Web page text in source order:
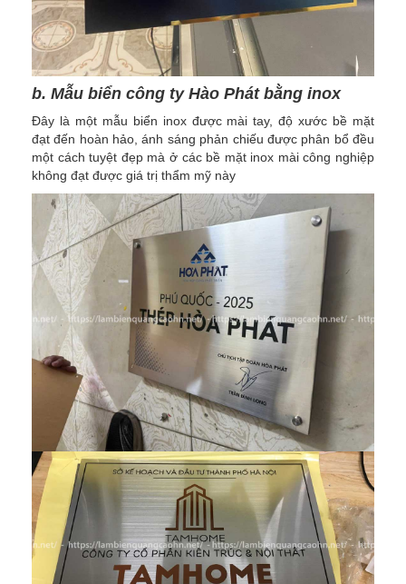
b. Mẫu biển công ty Hào Phát bằng inox
Đây là một mẫu biển inox được mài tay, độ xước bề mặt
đạt đến hoàn hảo, ánh sáng phản chiếu được phân bổ đều
một cách tuyệt đẹp mà ở các bề mặt inox mài công nghiệp
không đạt được giá trị thẩm mỹ này